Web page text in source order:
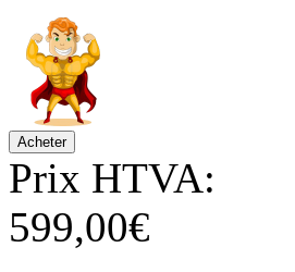
Prix HTVA:
599,00€